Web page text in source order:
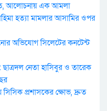
আলোচনায় এক আমলা
হত্যা মামলার আসামির ওপর
অভিযোগ সিলেটের কনটেন্ট
ছাত্রদল নেতা হাসিবুর ও তারেক
সিসিক প্রশাসকের ক্ষোভ, দ্রুত